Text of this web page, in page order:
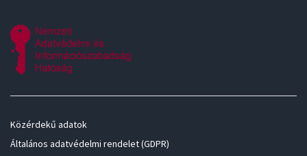
Közérdekű adatok
Általános adatvédelmi rendelet (GDPR)